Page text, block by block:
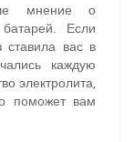
мнение о
Если
ставила вас в
каждую
электролита,
поможет вам